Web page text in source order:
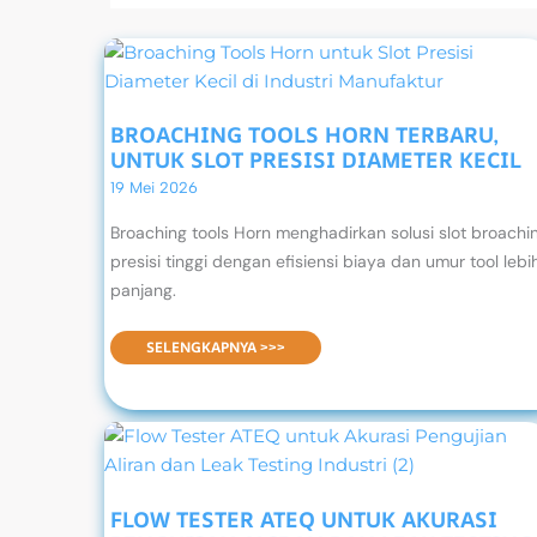
BROACHING TOOLS HORN TERBARU,
UNTUK SLOT PRESISI DIAMETER KECIL
19 Mei 2026
Broaching tools Horn menghadirkan solusi slot
presisi tinggi dengan efisiensi biaya dan umur tool
panjang.
BROACHING TOOLS HORN TERBARU, UNTUK SLOT PRESISI DIAMETER KECIL
SELENGKAPNYA >>>
FLOW TESTER ATEQ UNTUK AKURASI